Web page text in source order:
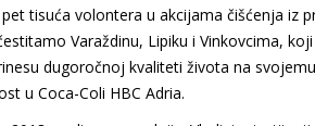
tisuća volontera u akcijama čišćenja iz
Varaždinu, Lipiku i Vinkovcima,
dugoročnoj kvaliteti života na
u Coca-Coli HBC Adria.